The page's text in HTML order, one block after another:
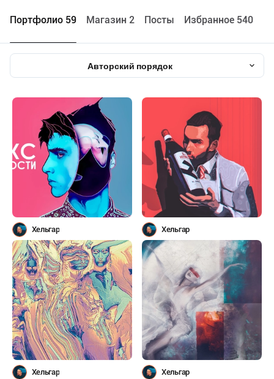
Портфолио 59 Maгазин 2 Посты Избранное 540
Авторский порядок
Хельгар Хельгар
Хельгар Хельгар